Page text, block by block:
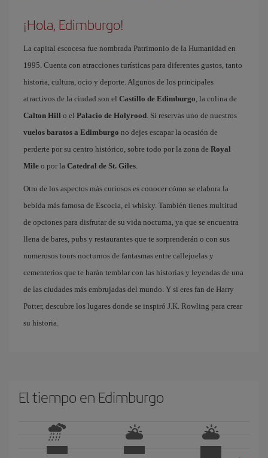
¡Hola, Edimburgo!
La capital escocesa fue nombrada Patrimonio de la Humanidad en
1995. Cuenta con atracciones turísticas para diferentes gustos, tanto
historia, cultura, ocio y deporte. Algunos de los principales
atractivos de la ciudad son el Castillo de Edimburgo, la colina de
Calton Hill o el Palacio de Holyrood. Si reservas uno de nuestros
vuelos baratos a Edimburgo no dejes escapar la ocasión de
perderte por su centro histórico, sobre todo por la zona de Royal
Mile o por la Catedral de St. Giles.
Otro de los aspectos más curiosos es conocer cómo se elabora la
bebida más famosa de Escocia, el whisky. También tienes multitud
de opciones para disfrutar de su vida nocturna, ya que se encuentra
llena de bares, pubs y restaurantes que te sorprenderán o con sus
numerosos tours nocturnos de fantasmas entre callejuelas y
cementerios que te harán temblar con las historias y leyendas de una
de las ciudades más embrujadas del mundo. Y si eres fan de Harry
Potter, descubre los lugares donde se inspiró J.K. Rowling para crear
su historia.
El tiempo en Edimburgo